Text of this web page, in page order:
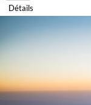
Détails